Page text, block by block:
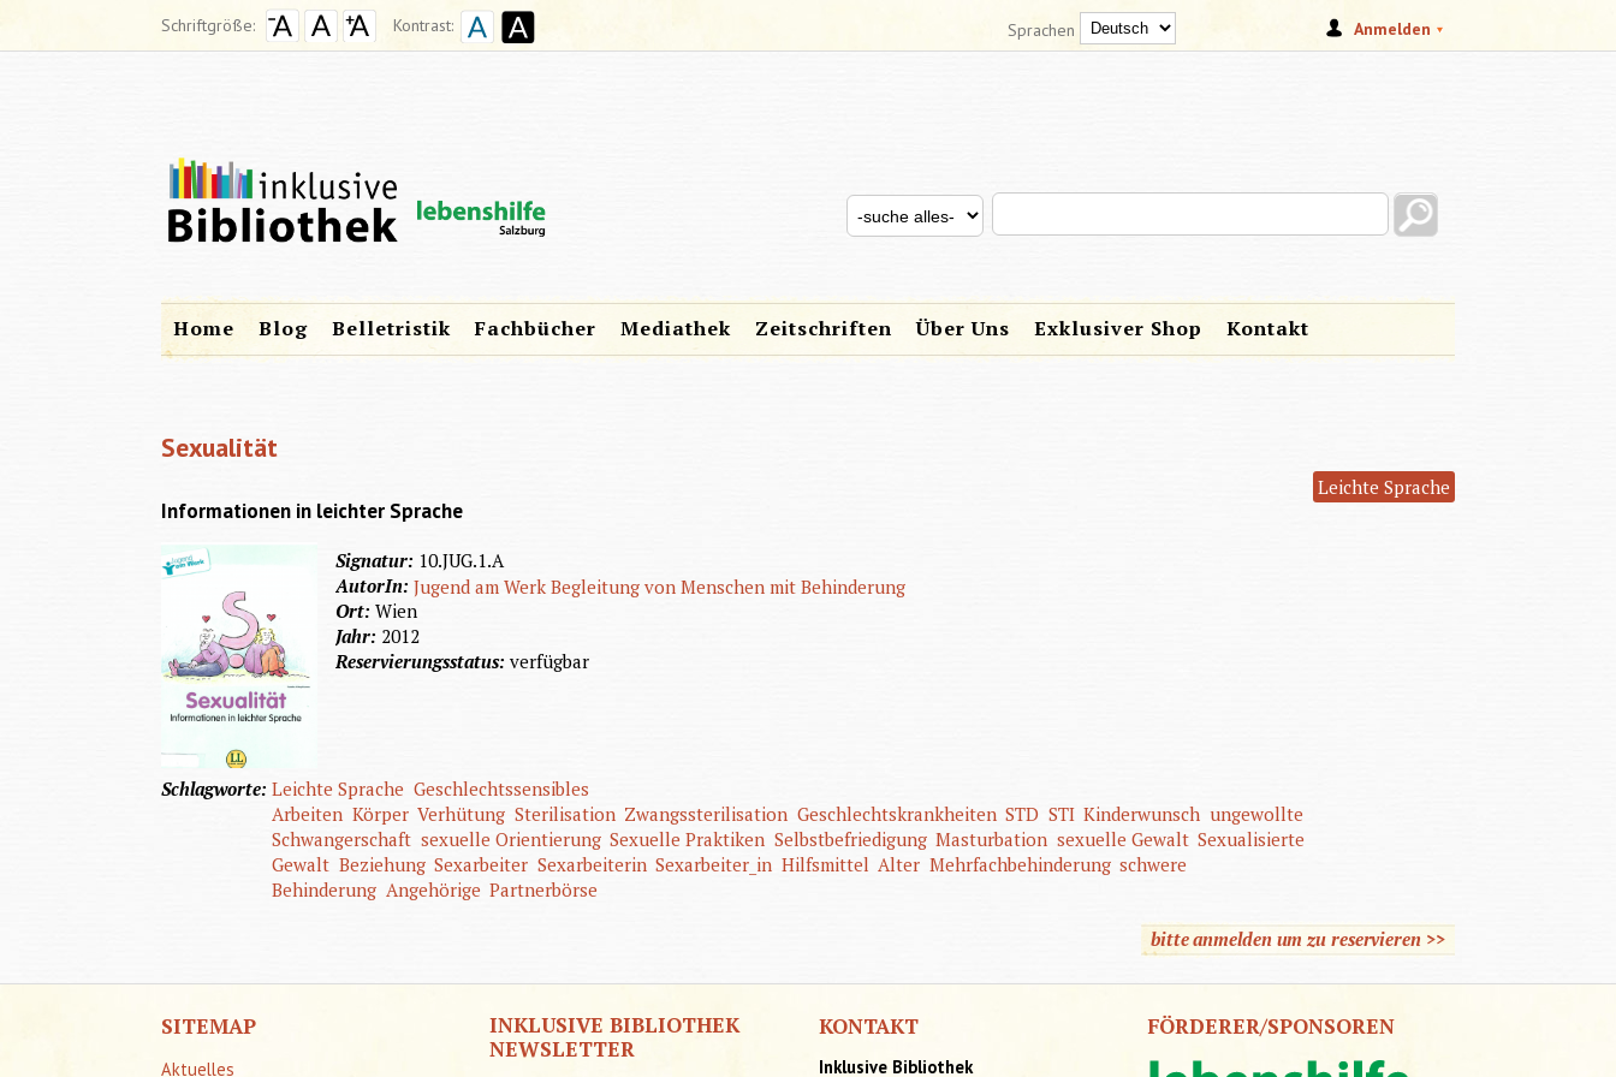
Schriftgröße: Kontrast: Anmelden
Sprachen
SUCHFORMULAR
Search this site
Search for
Home Blog Belletristik Fachbücher Mediathek Zeitschriften Über Uns Exklusiver Shop Kontakt
Sexualität
Leichte Sprache
Informationen in leichter Sprache
Signatur: 10.JUG.1.A
AutorIn:Jugend am Werk Begleitung von Menschen mit Behinderung
Ort:Wien
Jahr: 2012
Reservierungsstatus:verfügbar
Schlagworte:Leichte Sprache Geschlechtssensibles
Arbeiten Körper Verhütung Sterilisation Zwangssterilisation Geschlechtskrankheiten STD STI Kinderwunsch ungewollte
Schwangerschaft sexuelle Orientierung Sexuelle Praktiken Selbstbefriedigung Masturbation sexuelle Gewalt Sexualisierte
Gewalt Beziehung Sexarbeiter Sexarbeiterin Sexarbeiter_in Hilfsmittel Alter Mehrfachbehinderung schwere
Behinderung Angehörige Partnerbörse
bitte anmelden um zu reservieren >>
SITEMAP
Aktuelles
INKLUSIVE BIBLIOTHEK
NEWSLETTER
KONTAKT
Inklusive Bibliothek
FÖRDERER/SPONSOREN